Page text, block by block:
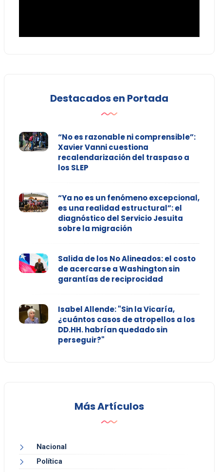
Destacados en Portada
“No es razonable ni comprensible”:
Xavier Vanni cuestiona
recalendarización del traspaso a
los SLEP
“Ya no es un fenómeno excepcional,
es una realidad estructural”: el
diagnóstico del Servicio Jesuita
sobre la migración
Salida de los No Alineados: el costo
de acercarse a Washington sin
garantías de reciprocidad
Isabel Allende: "Sin la Vicaría,
¿cuántos casos de atropellos a los
DD.HH. habrían quedado sin
perseguir?"
Más Artículos
Nacional
Política